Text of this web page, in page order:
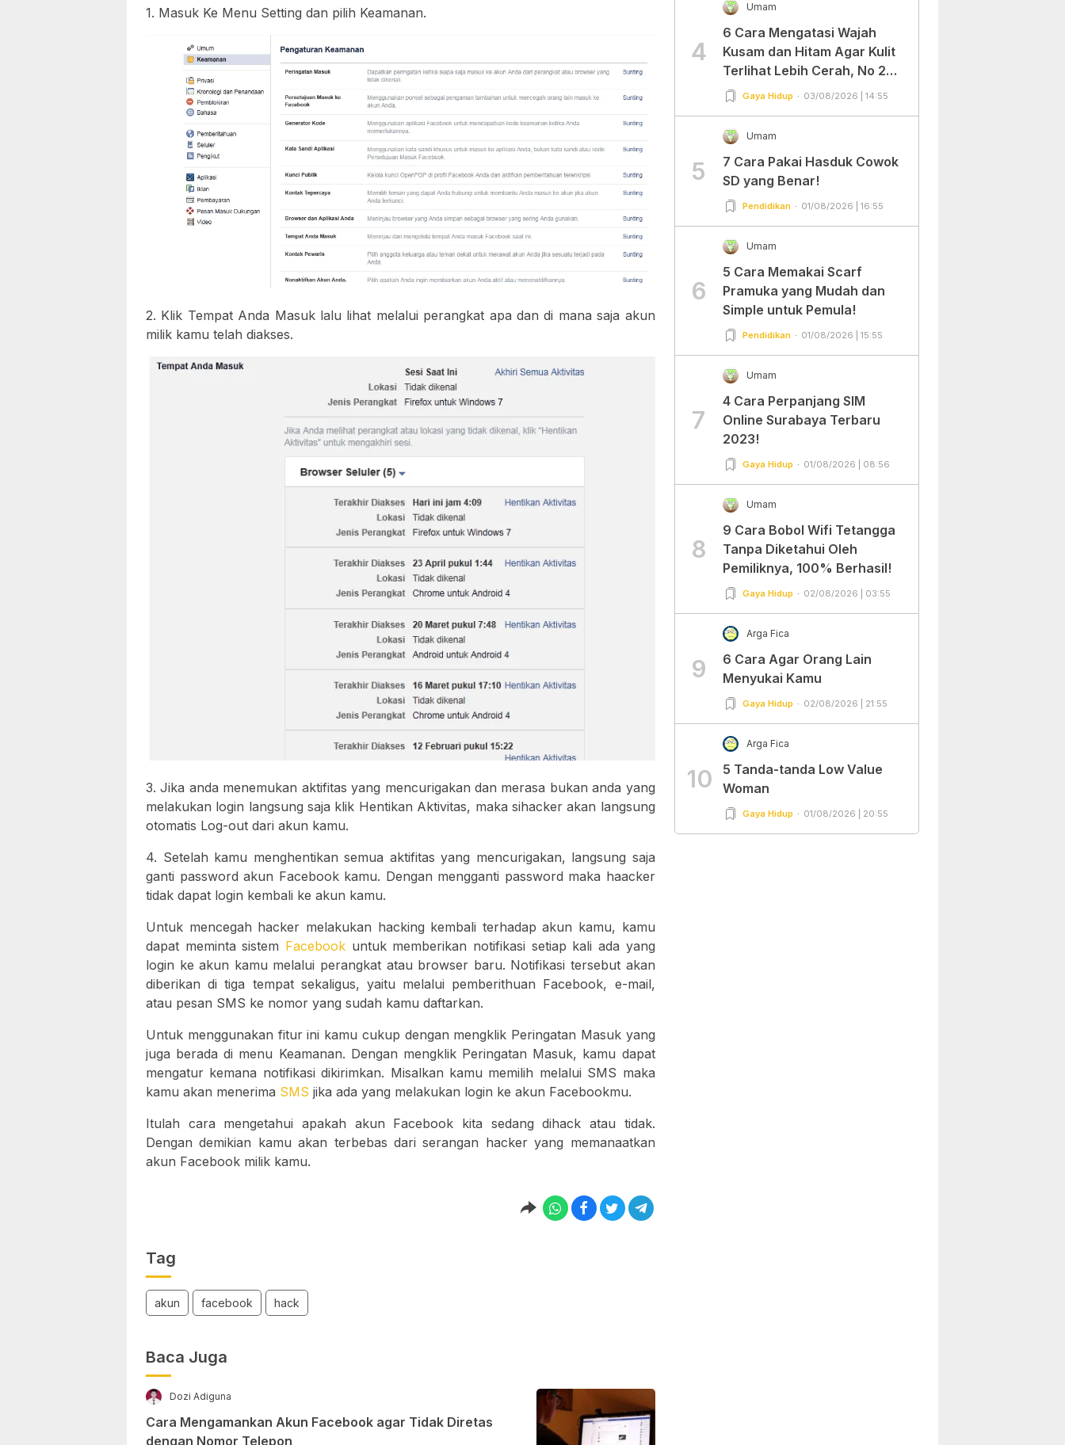
1. Masuk Ke Menu Setting dan pilih Keamanan.
2. Klik Tempat Anda Masuk lalu lihat melalui perangkat apa dan di mana saja akun
milik kamu telah diakses.
3. Jika anda menemukan aktifitas yang mencurigakan dan merasa bukan anda yang
melakukan login langsung saja klik Hentikan Aktivitas, maka sihacker akan langsung
otomatis Log-out dari akun kamu.
4. Setelah kamu menghentikan semua aktifitas yang mencurigakan, langsung saja
ganti password akun Facebook kamu. Dengan mengganti password maka haacker
tidak dapat login kembali ke akun kamu.
Untuk mencegah hacker melakukan hacking kembali terhadap akun kamu, kamu
dapat meminta sistem Facebook untuk memberikan notifikasi setiap kali ada yang
login ke akun kamu melalui perangkat atau browser baru. Notifikasi tersebut akan
diberikan di tiga tempat sekaligus, yaitu melalui pemberithuan Facebook, e-mail,
atau pesan SMS ke nomor yang sudah kamu daftarkan.
Untuk menggunakan fitur ini kamu cukup dengan mengklik Peringatan Masuk yang
juga berada di menu Keamanan. Dengan mengklik Peringatan Masuk, kamu dapat
mengatur kemana notifikasi dikirimkan. Misalkan kamu memilih melalui SMS maka
kamu akan menerima SMS jika ada yang melakukan login ke akun Facebookmu.
Itulah cara mengetahui apakah akun Facebook kita sedang dihack atau tidak.
Dengan demikian kamu akan terbebas dari serangan hacker yang memanaatkan
akun Facebook milik kamu.
Tag
akun facebook hack
Baca Juga
Dozi Adiguna
Cara Mengamankan Akun Facebook agar Tidak Diretas
dengan Nomor Telepon
4
Umam
6 Cara Mengatasi Wajah
Kusam dan Hitam Agar Kulit
Terlihat Lebih Cerah, No 2
Gampang Banget dan Mudah
Gaya Hidup 03/08/2026 | 14:55
5
Umam
7 Cara Pakai Hasduk Cowok
SD yang Benar!
Pendidikan 01/08/2026 | 16:55
6
Umam
5 Cara Memakai Scarf
Pramuka yang Mudah dan
Simple untuk Pemula!
Pendidikan 01/08/2026 | 15:55
7
Umam
4 Cara Perpanjang SIM
Online Surabaya Terbaru
2023!
Gaya Hidup 01/08/2026 | 08:56
8
Umam
9 Cara Bobol Wifi Tetangga
Tanpa Diketahui Oleh
Pemiliknya, 100% Berhasil!
Gaya Hidup 02/08/2026 | 03:55
9
Arga Fica
6 Cara Agar Orang Lain
Menyukai Kamu
Gaya Hidup 02/08/2026 | 21:55
10
Arga Fica
5 Tanda-tanda Low Value
Woman
Gaya Hidup 01/08/2026 | 20:55